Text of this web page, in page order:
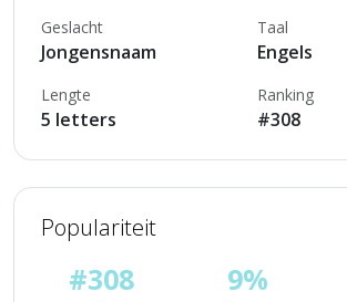
Geslacht
Jongensnaam
Taal
Engels
Lengte
5 letters
Ranking
#308
Populariteit
#308 9%